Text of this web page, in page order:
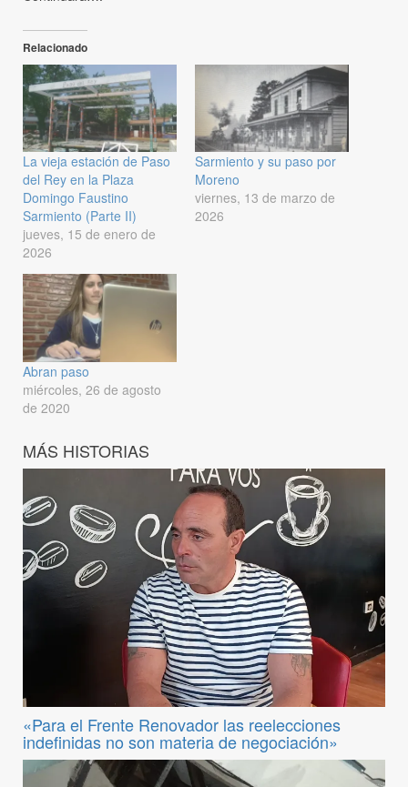
Relacionado
La vieja estación de Paso
del Rey en la Plaza
Domingo Faustino
Sarmiento (Parte II)
jueves, 15 de enero de
2026
Sarmiento y su paso por
Moreno
viernes, 13 de marzo de
2026
Abran paso
miércoles, 26 de agosto
de 2020
MÁS HISTORIAS
«Para el Frente Renovador las reelecciones
indefinidas no son materia de negociación»